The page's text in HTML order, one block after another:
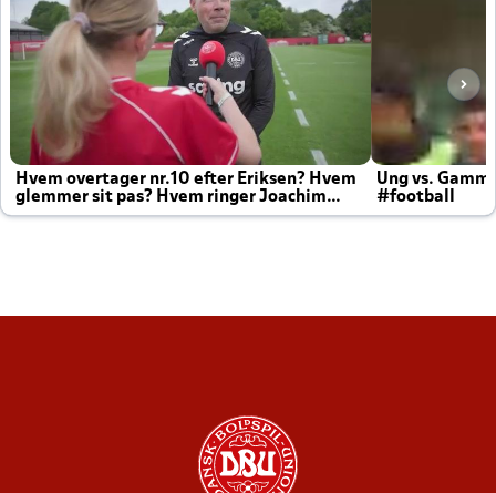
Hvem overtager nr.10 efter Eriksen? Hvem
glemmer sit pas? Hvem ringer Joachim
altid til efter kampe?
Ung vs.
#football